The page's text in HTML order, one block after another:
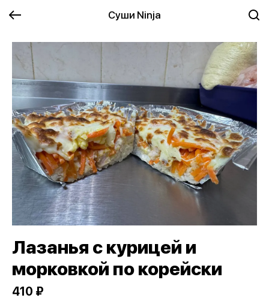
Суши Ninja
Лазанья с курицей и
морковкой по корейски
410 ₽